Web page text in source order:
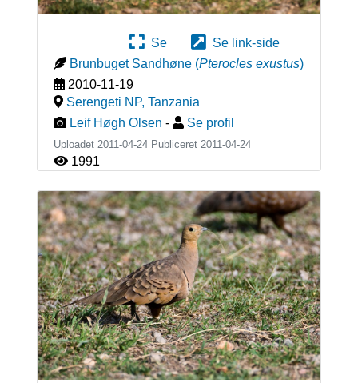
Se
Se link-side
Brunbuget Sandhøne (Pterocles exustus)
2010-11-19
Serengeti NP, Tanzania
Leif Høgh Olsen - Se profil
Uploadet 2011-04-24 Publiceret 2011-04-24
1991